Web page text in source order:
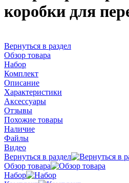
коробки для
Вернуться в раздел
Обзор товара
Набор
Комплект
Описание
Характеристики
Аксессуары
Отзывы
Похожие товары
Наличие
Файлы
Видео
Вернуться в раздел
Обзор товара
Набор